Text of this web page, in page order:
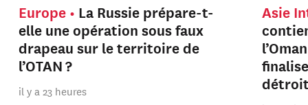
Europe
La Russie prépare-t-
elle une opération sous faux
drapeau sur le territoire de
l’OTAN ?
il y a 23 heures
Asie